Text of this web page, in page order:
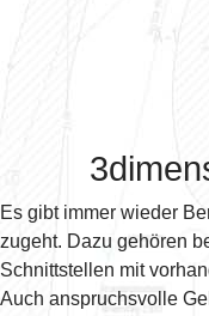
Es gibt immer wieder
zugeht. Dazu gehören
Schnittstellen mit
Auch anspruchsvolle